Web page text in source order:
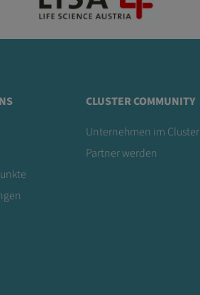
CLUSTER COMMUNITY
Unternehmen im Cluster
Partner werden